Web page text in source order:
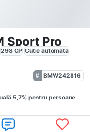
Sport Pro
298 CP Cutie automată
BMW242816
5,7% pentru persoane